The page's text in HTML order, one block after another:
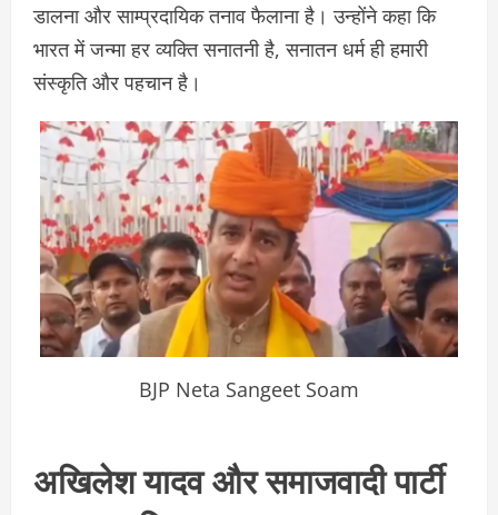
डालना और साम्प्रदायिक तनाव फैलाना है। उन्होंने कहा कि
भारत में जन्मा हर व्यक्ति सनातनी है, सनातन धर्म ही हमारी
संस्कृति और पहचान है।
BJP Neta Sangeet Soam
अखिलेश यादव और समाजवादी पार्टी